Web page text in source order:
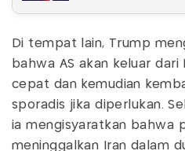
Di tempat lain, Trump
bahwa AS akan keluar dari
cepat dan kemudian
sporadis jika diperlukan.
ia mengisyaratkan bahwa
meninggalkan Iran dalam